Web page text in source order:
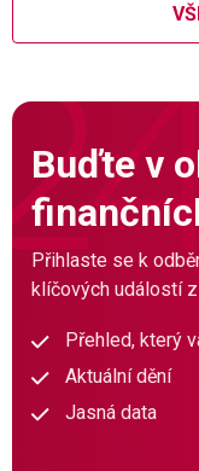
Buďte v
Přihlaste se k
klíčových událostí
Přehled, který
Aktuální dění
Jasná data